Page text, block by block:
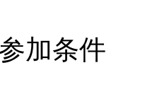
加条件